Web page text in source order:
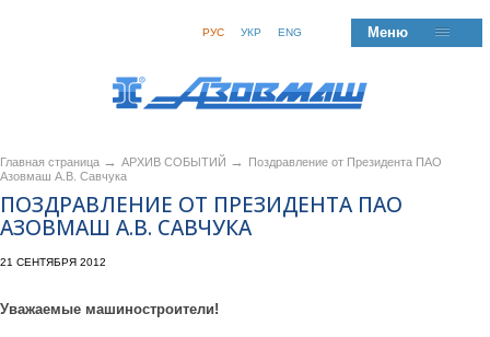
РУС УКР ENG Меню
Главная страница → АРХИВ СОБЫТИЙ →
Поздравление от Президента ПАО
Азовмаш А.В. Савчука
ПОЗДРАВЛЕНИЕ ОТ ПРЕЗИДЕНТА ПАО
АЗОВМАШ А.В. САВЧУКА
21 СЕНТЯБРЯ 2012
Уважаемые машиностроители!